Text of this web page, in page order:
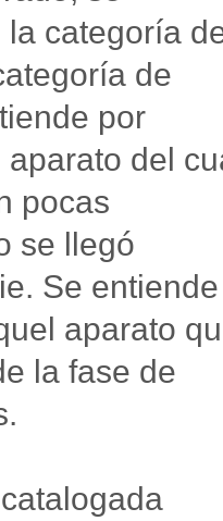
la categoría
de
por
del
pocas
se llegó
Se entiende
aparato
la fase de